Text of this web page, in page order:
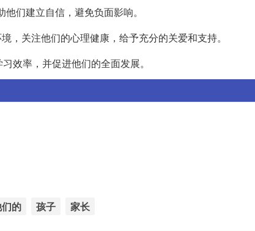
们建立自信，避免负面影响。
，关注他们的心理健康，给予充分的关爱和支持。
效率，并促进他们的全面发展。
的 孩子 家长